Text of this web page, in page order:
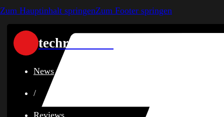
Zum Hauptinhalt springenZum Footer springen
techreviewer
News
/
Reviews